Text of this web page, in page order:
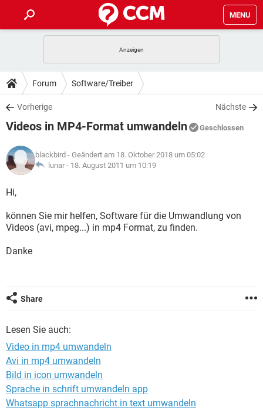
MENU
ANDROID IOS
WINDOWS 10
WHATSAPP TIKTOK
FACEBOOK
TIPPS & TRICKS
SPIELE
WHATSAPP TIKTOK
FACEBOOK
DOWNLOADS
SPIELE STREAMING
ANDROID
WINDOWS 10 INSTAGRAM
WHATSAPP
SPIELE STREAMING
ANDROID
WINDOWS 10
WHATSAPP TIKTOK
LEXIKON
SPIELE
WINDOWS 10 INSTAGRAM
WHATSAPP
Forum Software/Treiber
Vorherige Nächste
Videos in MP4-Format umwandeln Geschlossen
blackbird - Geändert am 18. Oktober 2018 um 05:02
lunar - 18. August 2011 um 10:19
Hi,
können Sie mir helfen, Software für die Umwandlung von
Videos (avi, mpeg...) in mp4 Format, zu finden.
Danke
Share
Lesen Sie auch:
Video in mp4 umwandeln
Avi in mp4 umwandeln
Bild in icon umwandeln
Sprache in schrift umwandeln app
Whatsapp sprachnachricht in text umwandeln